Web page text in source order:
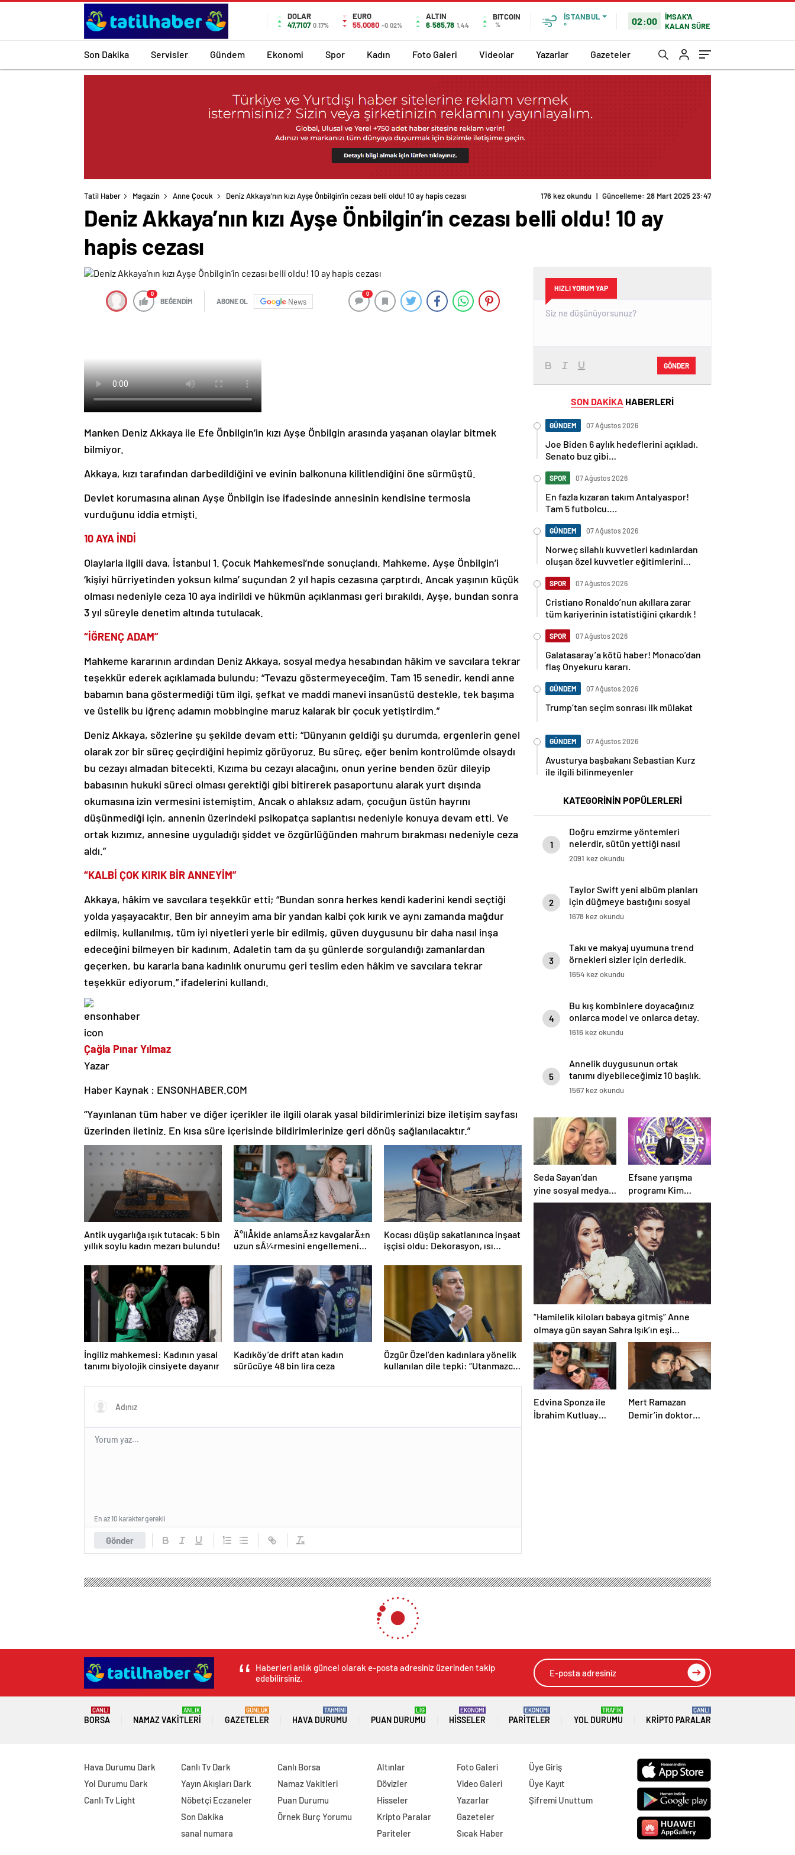
DOLAR
47,7107 0.17%
EURO
55,0080 -0.02%
ALTIN
6.585,78 1,44
BITCOIN
%
İSTANBUL
°
02:00
İMSAK'A
KALAN SÜRE
Son Dakika Servisler Gündem Ekonomi Spor Kadın Foto Galeri Videolar Yazarlar Gazeteler
Tatil Haber Magazin Anne Çocuk Deniz Akkaya’nın kızı Ayşe Önbilgin’in cezası belli oldu! 10 ay hapis cezası 176 kez okundu | Güncelleme: 28 Mart 2025 23:47
Deniz Akkaya’nın kızı Ayşe Önbilgin’in cezası belli oldu! 10 ay
hapis cezası
0
BEĞENDİM ABONE OL News
0
Manken Deniz Akkaya ile Efe Önbilgin’in kızı Ayşe Önbilgin arasında yaşanan olaylar bitmek
bilmiyor.
Akkaya, kızı tarafından darbedildiğini ve evinin balkonuna kilitlendiğini öne sürmüştü.
Devlet korumasına alınan Ayşe Önbilgin ise ifadesinde annesinin kendisine termosla
vurduğunu iddia etmişti.
10 AYA İNDİ
Olaylarla ilgili dava, İstanbul 1. Çocuk Mahkemesi’nde sonuçlandı. Mahkeme, Ayşe Önbilgin’i
‘kişiyi hürriyetinden yoksun kılma’ suçundan 2 yıl hapis cezasına çarptırdı. Ancak yaşının küçük
olması nedeniyle ceza 10 aya indirildi ve hükmün açıklanması geri bırakıldı. Ayşe, bundan sonra
3 yıl süreyle denetim altında tutulacak.
“İĞRENÇ ADAM”
Mahkeme kararının ardından Deniz Akkaya, sosyal medya hesabından hâkim ve savcılara tekrar
teşekkür ederek açıklamada bulundu; “Tevazu göstermeyeceğim. Tam 15 senedir, kendi anne
babamın bana göstermediği tüm ilgi, şefkat ve maddi manevi insanüstü destekle, tek başıma
ve üstelik bu iğrenç adamın mobbingine maruz kalarak bir çocuk yetiştirdim.”
Deniz Akkaya, sözlerine şu şekilde devam etti; “Dünyanın geldiği şu durumda, ergenlerin genel
olarak zor bir süreç geçirdiğini hepimiz görüyoruz. Bu süreç, eğer benim kontrolümde olsaydı
bu cezayı almadan bitecekti. Kızıma bu cezayı alacağını, onun yerine benden özür dileyip
babasının hukuki süreci olması gerektiği gibi bitirerek pasaportunu alarak yurt dışında
okumasına izin vermesini istemiştim. Ancak o ahlaksız adam, çocuğun üstün hayrını
düşünmediği için, annenin üzerindeki psikopatça saplantısı nedeniyle konuya devam etti. Ve
ortak kızımız, annesine uyguladığı şiddet ve özgürlüğünden mahrum bırakması nedeniyle ceza
aldı.”
“KALBİ ÇOK KIRIK BİR ANNEYİM”
Akkaya, hâkim ve savcılara teşekkür etti; “Bundan sonra herkes kendi kaderini kendi seçtiği
yolda yaşayacaktır. Ben bir anneyim ama bir yandan kalbi çok kırık ve aynı zamanda mağdur
edilmiş, kullanılmış, tüm iyi niyetleri yerle bir edilmiş, güven duygusunu bir daha nasıl inşa
edeceğini bilmeyen bir kadınım. Adaletin tam da şu günlerde sorgulandığı zamanlardan
geçerken, bu kararla bana kadınlık onurumu geri teslim eden hâkim ve savcılara tekrar
teşekkür ediyorum.” ifadelerini kullandı.
Çağla Pınar Yılmaz
Yazar
Haber Kaynak : ENSONHABER.COM
“Yayınlanan tüm haber ve diğer içerikler ile ilgili olarak yasal bildirimlerinizi bize iletişim sayfası
üzerinden iletiniz. En kısa süre içerisinde bildirimlerinize geri dönüş sağlanılacaktır.”
Antik uygarlığa ışık tutacak: 5 bin
yıllık soylu kadın mezarı bulundu!
Ä°liÅkide anlamsÄ±z kavgalarÄ±n
uzun sÃ¼rmesini engellemenin 5
Kocası düşüp sakatlanınca inşaat
işçisi oldu: Dekorasyon, ısı
İngiliz mahkemesi: Kadının yasal
tanımı biyolojik cinsiyete dayanır
Kadıköy’de drift atan kadın
sürücüye 48 bin lira ceza
Özgür Özel’den kadınlara yönelik
kullanılan dile tepki: “Utanmazca
Gönder
En az 10 karakter gerekli
HIZLI YORUM YAP
GÖNDER
SON DAKİKA HABERLERİ
GÜNDEM 07 Ağustos 2026
Joe Biden 6 aylık hedeflerini açıkladı.
Senato buz gibi…
SPOR 07 Ağustos 2026
En fazla kızaran takım Antalyaspor!
Tam 5 futbolcu….
GÜNDEM 07 Ağustos 2026
Norweç silahlı kuvvetleri kadınlardan
oluşan özel kuvvetler eğitimlerini
SPOR 07 Ağustos 2026
Cristiano Ronaldo’nun akıllara zarar
tüm kariyerinin istatistiğini çıkardık !
SPOR 07 Ağustos 2026
Galatasaray’a kötü haber! Monaco’dan
flaş Onyekuru kararı.
GÜNDEM 07 Ağustos 2026
Trump’tan seçim sonrası ilk mülakat
GÜNDEM 07 Ağustos 2026
Avusturya başbakanı Sebastian Kurz
ile ilgili bilinmeyenler
KATEGORİNİN POPÜLERLERİ
1
Doğru emzirme yöntemleri
nelerdir, sütün yettiği nasıl
anlaşılır?
2091 kez okundu
2
Taylor Swift yeni albüm planları
için düğmeye bastığını sosyal
medyadan duyurdu!
1678 kez okundu
3
Takı ve makyaj uyumuna trend
örnekleri sizler için derledik.
1654 kez okundu
4
Bu kış kombinlere doyacağınız
onlarca model ve onlarca detay.
1616 kez okundu
5
Annelik duygusunun ortak
tanımı diyebileceğimiz 10 başlık.
1567 kez okundu
Seda Sayan’dan
yine sosyal medyayı
sallayan sözler!
Annesi ve ablası
meğer…
Efsane yarışma
programı Kim
Milyoner Olmak
İster? 4 Mayıs Pazar
akşamı atv
ekranlarında!
“Hamilelik kiloları babaya gitmiş” Anne
olmaya gün sayan Sahra Işık’ın eşi
görünümüyle gündem oldu!
Edvina Sponza ile
İbrahim Kutluay
Mert Ramazan
Demir’in doktor
Haberleri anlık güncel olarak e-posta adresiniz üzerinden takip
edebilirsiniz.
BORSA
CANLI
NAMAZ VAKITLERI
ANLIK
GAZETELER
GÜNLÜK
HAVA DURUMU
TAHMİNİ
PUAN DURUMU
LİG
HISSELER
EKONOMİ
PARITELER
EKONOMİ
YOL DURUMU
TRAFİK
KRIPTO PARALAR
CANLI
Hava Durumu Dark
Yol Durumu Dark
Canlı Tv Light
Canlı Tv Dark
Yayın Akışları Dark
Nöbetçi Eczaneler
Son Dakika
sanal numara
Canlı Borsa
Namaz Vakitleri
Puan Durumu
Örnek Burç Yorumu
Altınlar
Dövizler
Hisseler
Kripto Paralar
Pariteler
Foto Galeri
Video Galeri
Yazarlar
Gazeteler
Sıcak Haber
Üye Giriş
Üye Kayıt
Şifremi Unuttum